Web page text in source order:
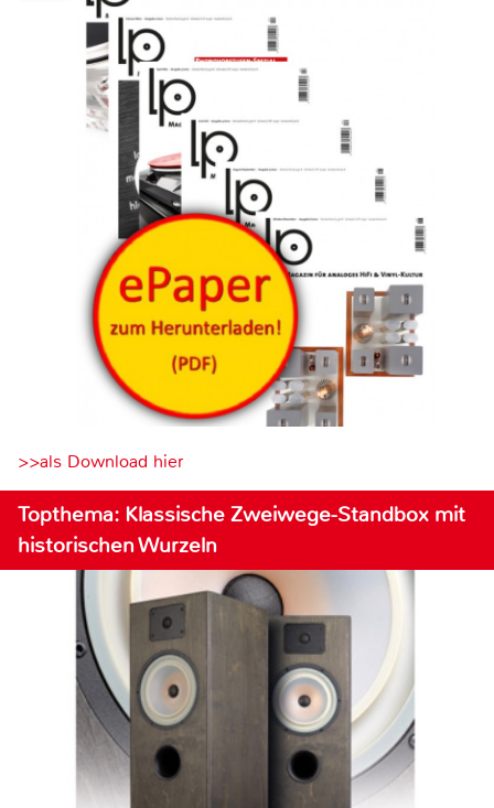
>>als Download hier
Topthema: Klassische Zweiwege-Standbox mit
historischen Wurzeln